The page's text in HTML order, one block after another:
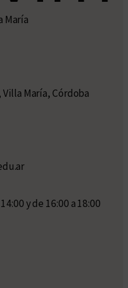
María
Villa María, Córdoba
y de 16:00 a 18:00